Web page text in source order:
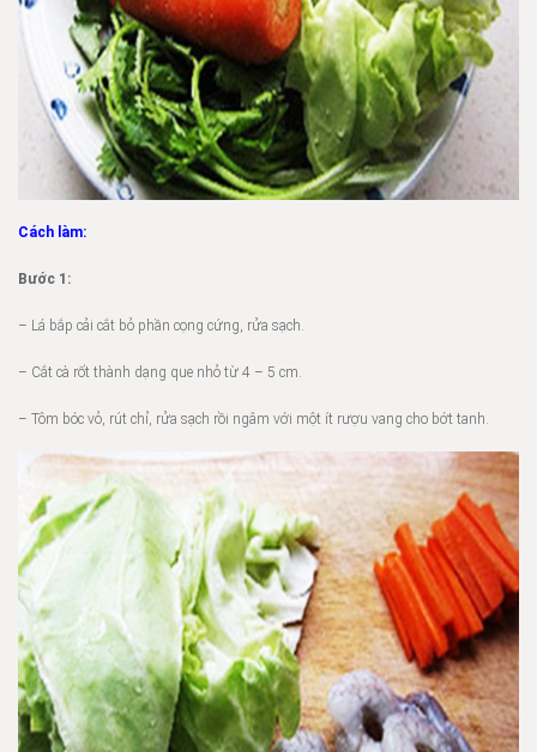
Cách làm:
Bước 1:
– Lá bắp cải cắt bỏ phần cọng cứng, rửa sạch.
– Cắt cà rốt thành dạng que nhỏ từ 4 – 5 cm.
– Tôm bóc vỏ, rút chỉ, rửa sạch rồi ngâm với một ít rượu vang cho bớt tanh.